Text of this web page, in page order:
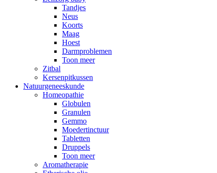
Tandjes
Neus
Koorts
Maag
Hoest
Darmproblemen
Toon meer
Zitbal
Kersenpitkussen
Natuurgeneeskunde
Homeopathie
Globulen
Granulen
Gemmo
Moedertinctuur
Tabletten
Druppels
Toon meer
Aromatherapie